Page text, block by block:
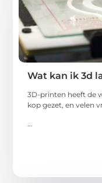
Wat kan ik 3d
3D-printen heeft de
kop gezet, en velen
...